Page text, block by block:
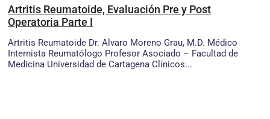
Artritis Reumatoide, Evaluación Pre y Post
Operatoria Parte I
Artritis Reumatoide Dr. Alvaro Moreno Grau, M.D. Médico
Internista Reumatólogo Profesor Asociado – Facultad de
Medicina Universidad de Cartagena Clínicos...